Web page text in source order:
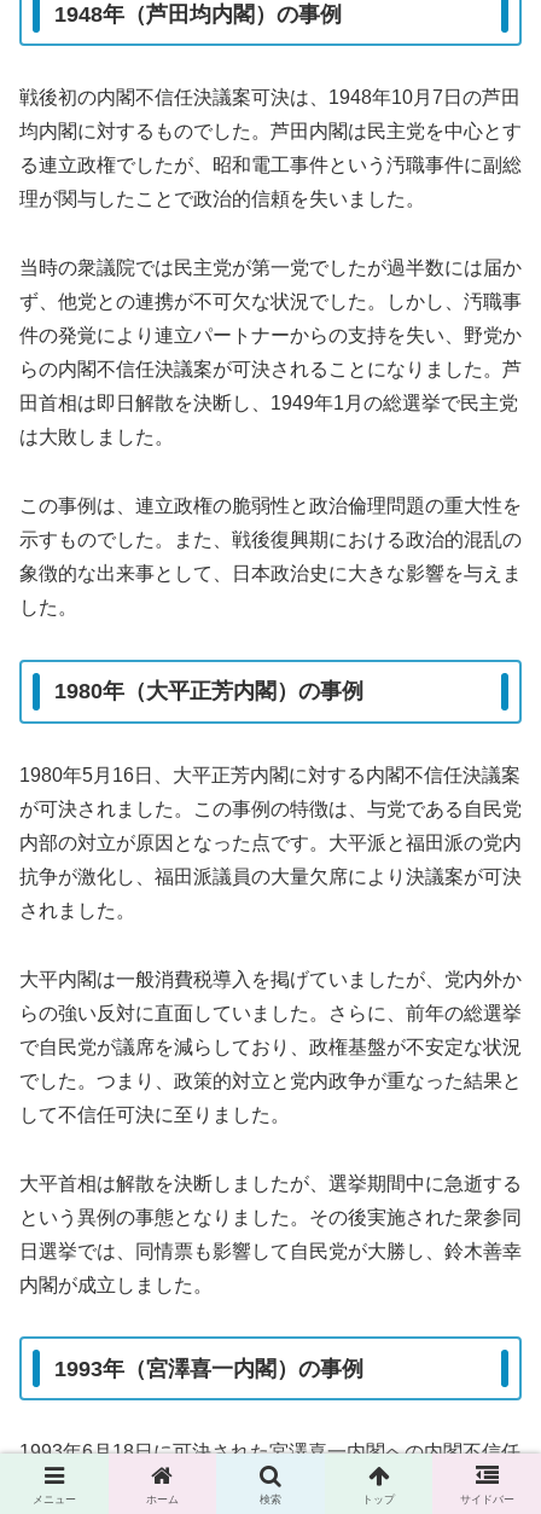
1948年（芦田均内閣）の事例
戦後初の内閣不信任決議案可決は、1948年10月7日の芦田
均内閣に対するものでした。芦田内閣は民主党を中心とす
る連立政権でしたが、昭和電工事件という汚職事件に副総
理が関与したことで政治的信頼を失いました。
当時の衆議院では民主党が第一党でしたが過半数には届か
ず、他党との連携が不可欠な状況でした。しかし、汚職事
件の発覚により連立パートナーからの支持を失い、野党か
らの内閣不信任決議案が可決されることになりました。芦
田首相は即日解散を決断し、1949年1月の総選挙で民主党
は大敗しました。
この事例は、連立政権の脆弱性と政治倫理問題の重大性を
示すものでした。また、戦後復興期における政治的混乱の
象徴的な出来事として、日本政治史に大きな影響を与えま
した。
1980年（大平正芳内閣）の事例
1980年5月16日、大平正芳内閣に対する内閣不信任決議案
が可決されました。この事例の特徴は、与党である自民党
内部の対立が原因となった点です。大平派と福田派の党内
抗争が激化し、福田派議員の大量欠席により決議案が可決
されました。
大平内閣は一般消費税導入を掲げていましたが、党内外か
らの強い反対に直面していました。さらに、前年の総選挙
で自民党が議席を減らしており、政権基盤が不安定な状況
でした。つまり、政策的対立と党内政争が重なった結果と
して不信任可決に至りました。
大平首相は解散を決断しましたが、選挙期間中に急逝する
という異例の事態となりました。その後実施された衆参同
日選挙では、同情票も影響して自民党が大勝し、鈴木善幸
内閣が成立しました。
1993年（宮澤喜一内閣）の事例
1993年6月18日に可決された宮澤喜一内閣への内閣不信任
決議案は、戦後政治の大きな転換点となりました。リクル
メニュー ホーム 検索 トップ サイドバー